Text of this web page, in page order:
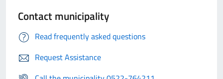
Contact municipality
Read frequently asked questions
Request Assistance